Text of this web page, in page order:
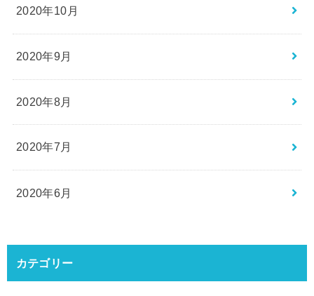
2020年10月
2020年9月
2020年8月
2020年7月
2020年6月
カテゴリー